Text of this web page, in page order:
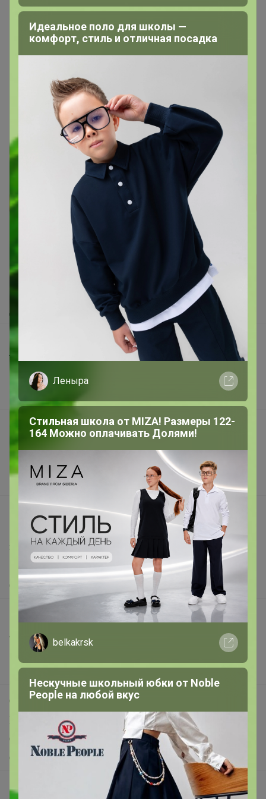
необходимо авторизоваться на сайте
Это займет меньше минуты
Войти Зарегистрироваться
Как здесь все устроено?
Как сделать заказ?
Как получить?
Торговые марки
Наша команда
В наличии
Подарочные сертификаты
Реклама на сайте
Поставщикам
Вакансии
support@24-ok.ru
Написать в поддержку
Защита покупателя
Помощь
О нас
Все предложения
Анонсы
Новости
Поддержка альпак
Самое выгодное
Хиты продаж
Самое желанное
Самое быстрое
Начать зарабатывать с 24-ok
Идеальное поло для школы —
комфорт, стиль и отличная посадка
Леныра
Стильная школа от MIZA! Размеры 122-
164 Можно оплачивать Долями!
belkakrsk
Нескучные школьный юбки от Nоblе
Реoplе на любой вкус